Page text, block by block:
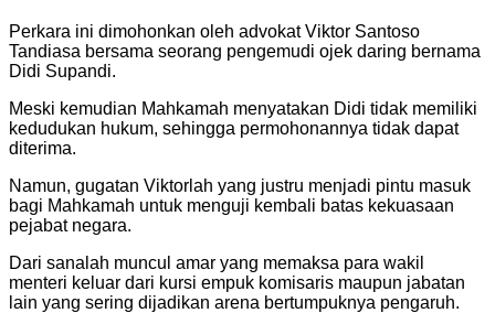
Perkara ini dimohonkan oleh advokat Viktor Santoso
Tandiasa bersama seorang pengemudi ojek daring bernama
Didi Supandi.
Meski kemudian Mahkamah menyatakan Didi tidak memiliki
kedudukan hukum, sehingga permohonannya tidak dapat
diterima.
Namun, gugatan Viktorlah yang justru menjadi pintu masuk
bagi Mahkamah untuk menguji kembali batas kekuasaan
pejabat negara.
Dari sanalah muncul amar yang memaksa para wakil
menteri keluar dari kursi empuk komisaris maupun jabatan
lain yang sering dijadikan arena bertumpuknya pengaruh.